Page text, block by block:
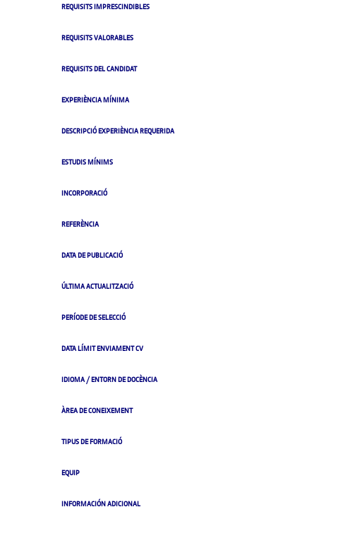
REQUISITS IMPRESCINDIBLES
REQUISITS VALORABLES
REQUISITS DEL CANDIDAT
EXPERIÈNCIA MÍNIMA
DESCRIPCIÓ EXPERIÈNCIA REQUERIDA
ESTUDIS MÍNIMS
INCORPORACIÓ
REFERÈNCIA
DATA DE PUBLICACIÓ
ÚLTIMA ACTUALITZACIÓ
PERÍODE DE SELECCIÓ
DATA LÍMIT ENVIAMENT CV
IDIOMA / ENTORN DE DOCÈNCIA
ÀREA DE CONEIXEMENT
TIPUS DE FORMACIÓ
EQUIP
INFORMACIÓN ADICIONAL